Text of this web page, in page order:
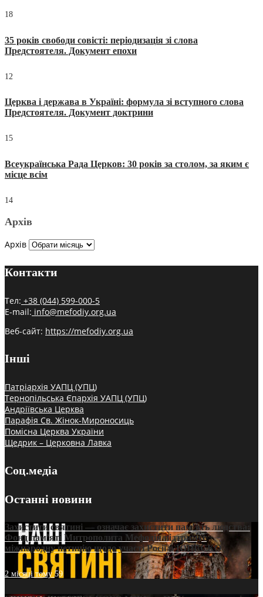
18
35 років свободи совісті: періодизація зі слова
Предстоятеля. Документ епохи
12
Церква і держава в Україні: формула зі вступного слова
Предстоятеля. Документ доктрини
15
Всеукраїнська Рада Церков: 30 років за столом, за яким є
місце всім
14
Архів
Архів
Контакти
Тел: +38 (044) 599-000-5
E-mail: info@mefodiy.org.ua
Веб-сайт: https://mefodiy.org.ua
Інші
Патріархія УАПЦ (УПЦ)
Тернопільська Єпархія УАПЦ (УПЦ)
Андріївська Церква
Парафія Св. Жінок-Мироносиць
Помісна Церква України
Щедрик – Церковна Лавка
Соц.медіа
Останні новини
Захистити святині — означає захистити пам’ять людства:
Фонд пам’яті Митрополита Мефодія підтримує
міжнародну петицію щодо участі Росії в ЮНЕСКО
2 місяці тому59